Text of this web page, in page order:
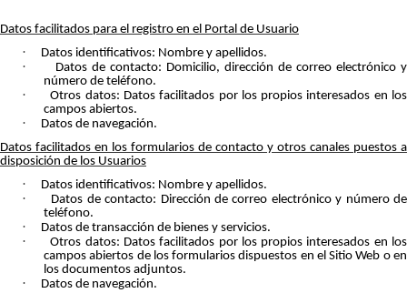
Datos facilitados para el registro en el Portal de Usuario
· Datos identificativos: Nombre y apellidos.
·
Datos de contacto: Domicilio, dirección de correo electrónico y
número de teléfono.
·
Otros datos: Datos facilitados por los propios interesados en los
campos abiertos.
·
Datos de navegación.
Datos facilitados en los formularios de contacto y otros canales puestos a
disposición de los Usuarios
· Datos identificativos: Nombre y apellidos.
·
Datos de contacto: Dirección de correo electrónico y número de
teléfono.
· Datos de transacción de bienes y servicios.
·
Otros datos: Datos facilitados por los propios interesados en los
campos abiertos de los formularios dispuestos en el Sitio Web o en
los documentos adjuntos.
·
Datos de navegación.